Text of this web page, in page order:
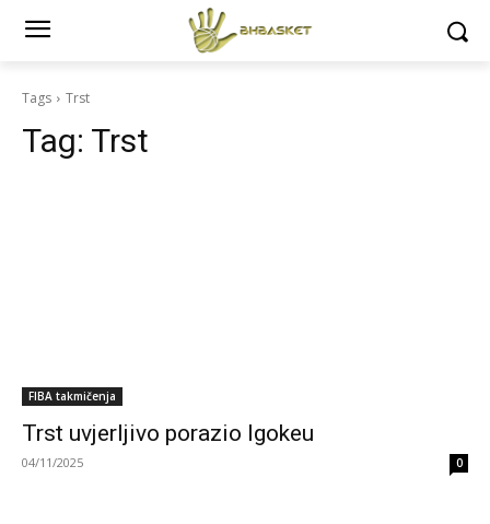
Tags Trst
Tag: Trst
FIBA takmičenja
Trst uvjerljivo porazio Igokeu
04/11/2025 0